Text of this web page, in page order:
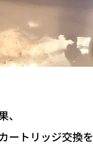
、
ートリッジ交換を